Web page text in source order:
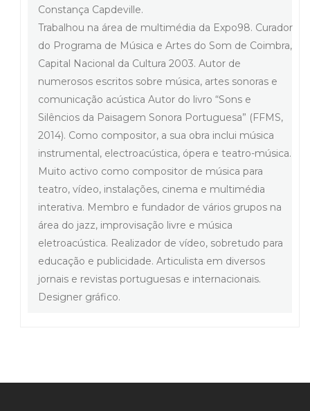
Constança Capdeville.
Trabalhou na área de multimédia da Expo98. Curador
do Programa de Música e Artes do Som de Coimbra,
Capital Nacional da Cultura 2003. Autor de
numerosos escritos sobre música, artes sonoras e
comunicação acústica Autor do livro “Sons e
Silêncios da Paisagem Sonora Portuguesa” (FFMS,
2014). Como compositor, a sua obra inclui música
instrumental, electroacústica, ópera e teatro-música.
Muito activo como compositor de música para
teatro, vídeo, instalações, cinema e multimédia
interativa. Membro e fundador de vários grupos na
área do jazz, improvisação livre e música
eletroacústica. Realizador de vídeo, sobretudo para
educação e publicidade. Articulista em diversos
jornais e revistas portuguesas e internacionais.
Designer gráfico.